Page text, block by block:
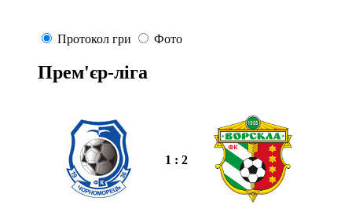
Протокол гри Фото
Прем'єр-ліга
1 : 2